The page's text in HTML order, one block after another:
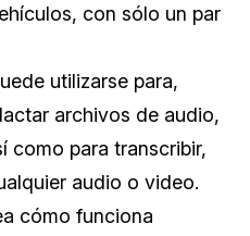
con sólo un par
utilizarse para,
archivos de audio,
como para transcribir,
audio o video.
cómo funciona